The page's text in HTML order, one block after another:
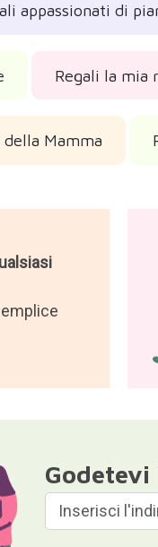
appassionati di
Regali la mia
Mamma